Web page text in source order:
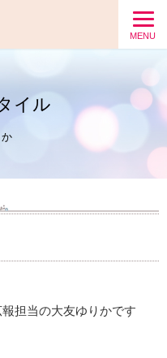
MENU
イル
担当の大友ゆりかです